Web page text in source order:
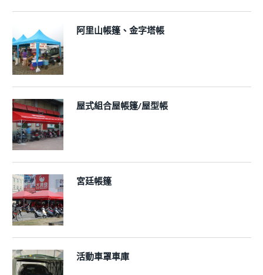
阿里山帳篷、金字塔帳
屋式組合屋帳篷/屋型帳
宮廷帳篷
活動車罩車庫